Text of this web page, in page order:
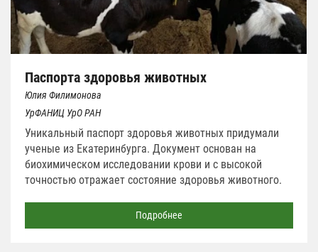
Паспорта здоровья животных
Юлия Филимонова
УрФАНИЦ УрО РАН
Уникальный паспорт здоровья животных придумали
ученые из Екатеринбурга. Документ основан на
биохимическом исследовании крови и с высокой
точностью отражает состояние здоровья животного.
Подробнее